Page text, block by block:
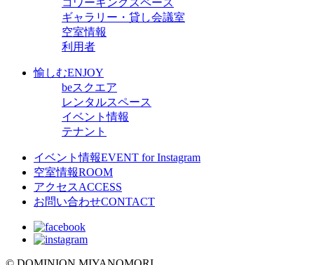
ギャラリー・貸し会議室
空室情報
利用者
愉しむENJOY
beスクエア
レンタルスペース
イベント情報
テナント
イベント情報EVENT for Instagram
空室情報ROOM
アクセスACCESS
お問い合わせCONTACT